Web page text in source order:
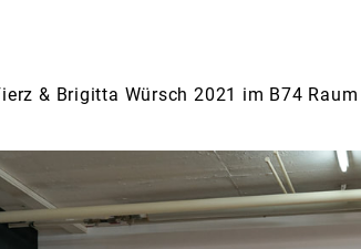
& Brigitta Würsch 2021 im B74